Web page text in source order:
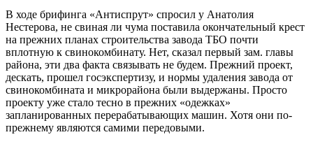
В ходе брифинга «Антиспрут» спросил у Анатолия
Нестерова, не свиная ли чума поставила окончательный крест
на прежних планах строительства завода ТБО почти
вплотную к свинокомбинату. Нет, сказал первый зам. главы
района, эти два факта связывать не будем. Прежний проект,
дескать, прошел госэкспертизу, и нормы удаления завода от
свинокомбината и микрорайона были выдержаны. Просто
проекту уже стало тесно в прежних «одежках»
запланированных перерабатывающих машин. Хотя они по-
прежнему являются самими передовыми.